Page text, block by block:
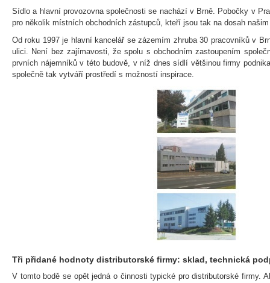
Sídlo a hlavní provozovna společnosti se nachází v Brně. Pobočky v
pro několik místních obchodních zástupců, kteří jsou tak na dosah
Od roku 1997 je hlavní kancelář se zázemím zhruba 30 pracovníků v
ulici. Není bez zajímavosti, že spolu s obchodním zastoupením
prvních nájemníků v této budově, v níž dnes sídlí většinou firmy
společně tak vytváří prostředí s možností inspirace.
Tři přidané hodnoty distributorské firmy: sklad, technická
V tomto bodě se opět jedná o činnosti typické pro distributorské firmy.